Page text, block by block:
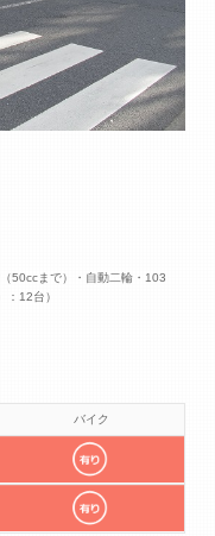
50ccまで）・自動二輪・103
12台）
バイク